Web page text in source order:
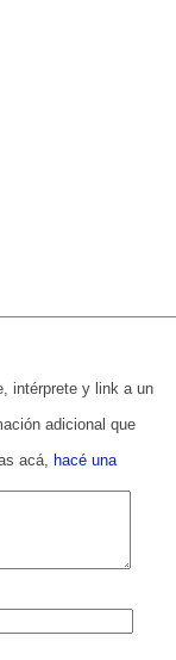
intérprete y link a un
adicional que
acá, hacé una